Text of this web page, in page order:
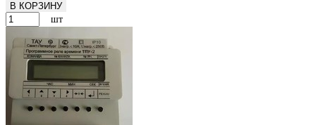
В КОРЗИНУ
шт